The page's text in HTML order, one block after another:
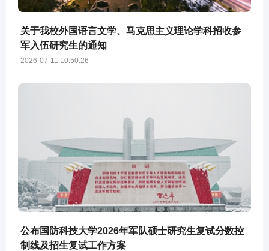
关于我校外国语言文学、马克思主义理论学科招收参
军入伍研究生的通知
2026-07-11 10:50:26
公布国防科技大学2026年军队硕士研究生复试分数控
制线及招生复试工作方案